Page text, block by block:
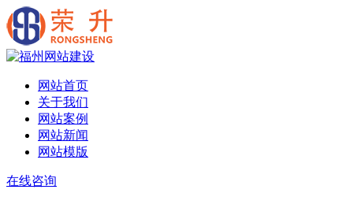
网站首页
关于我们
网站案例
网站新闻
网站模版
在线咨询